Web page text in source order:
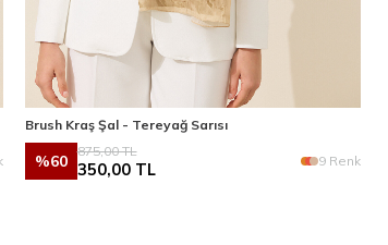
Brush Kraş Şal - Tereyağ Sarısı
%60
875,00TL
350,00TL 9 Renk